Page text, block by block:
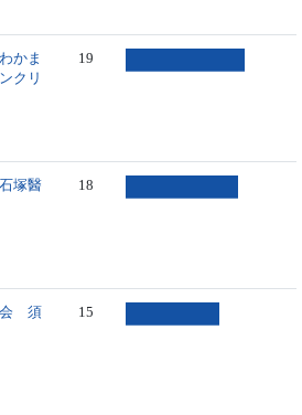
かま
クリ
19
塚醫
18
会 須
15